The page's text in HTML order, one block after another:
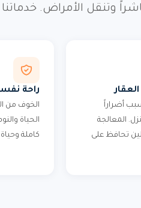
وتنقل الأمراض.
أضراراً
المعالجة
تحافظ على
راحة
الخوف من
الحياة
كاملة